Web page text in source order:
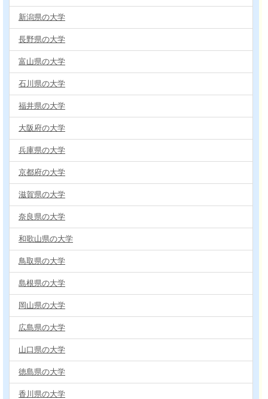
新潟県の大学
長野県の大学
富山県の大学
石川県の大学
福井県の大学
大阪府の大学
兵庫県の大学
京都府の大学
滋賀県の大学
奈良県の大学
和歌山県の大学
鳥取県の大学
島根県の大学
岡山県の大学
広島県の大学
山口県の大学
徳島県の大学
香川県の大学